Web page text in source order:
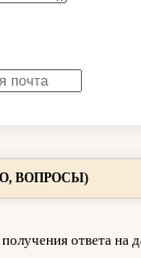
ВОПРОСЫ)
ответа на